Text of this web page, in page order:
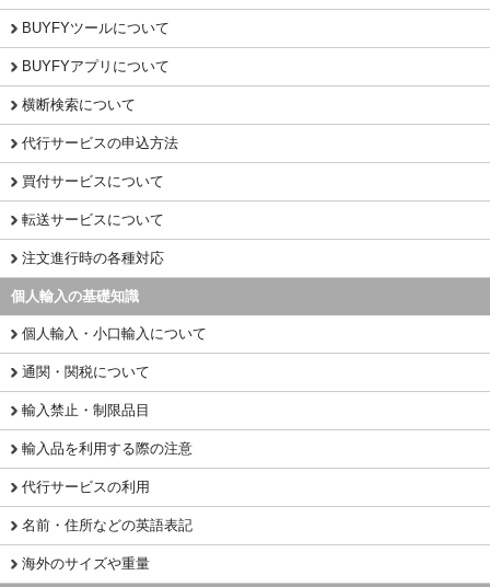
BUYFYツールについて
BUYFYアプリについて
横断検索について
代行サービスの申込方法
買付サービスについて
転送サービスについて
注文進行時の各種対応
個人輸入の基礎知識
個人輸入・小口輸入について
通関・関税について
輸入禁止・制限品目
輸入品を利用する際の注意
代行サービスの利用
名前・住所などの英語表記
海外のサイズや重量